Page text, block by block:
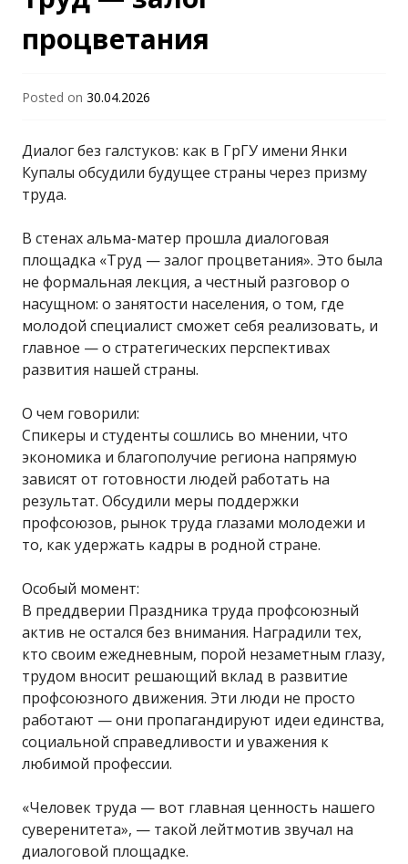
"Гродненский
государственный
университет имени
Янки Купалы"
процветания
Posted on 30.04.2026
Диалог без галстуков: как в ГрГУ имени Янки
Купалы обсудили будущее страны через призму
труда.
В стенах альма-матер прошла диалоговая
площадка «Труд — залог процветания». Это была
не формальная лекция, а честный разговор о
насущном: о занятости населения, о том, где
молодой специалист сможет себя реализовать, и
главное — о стратегических перспективах
развития нашей страны.
О чем говорили:
Спикеры и студенты сошлись во мнении, что
экономика и благополучие региона напрямую
зависят от готовности людей работать на
результат. Обсудили меры поддержки
профсоюзов, рынок труда глазами молодежи и
то, как удержать кадры в родной стране.
Особый момент:
В преддверии Праздника труда профсоюзный
актив не остался без внимания. Наградили тех,
кто своим ежедневным, порой незаметным глазу,
трудом вносит решающий вклад в развитие
профсоюзного движения. Эти люди не просто
работают — они пропагандируют идеи единства,
социальной справедливости и уважения к
любимой профессии.
«Человек труда — вот главная ценность нашего
суверенитета», — такой лейтмотив звучал на
диалоговой площадке.